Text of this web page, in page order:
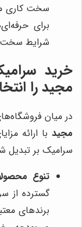
سخت کاری
برای
شرایط
خرید
مجید را
در میان
مجید با ارائه
سرامیک بر
تنوع
گسترده از
برندهای